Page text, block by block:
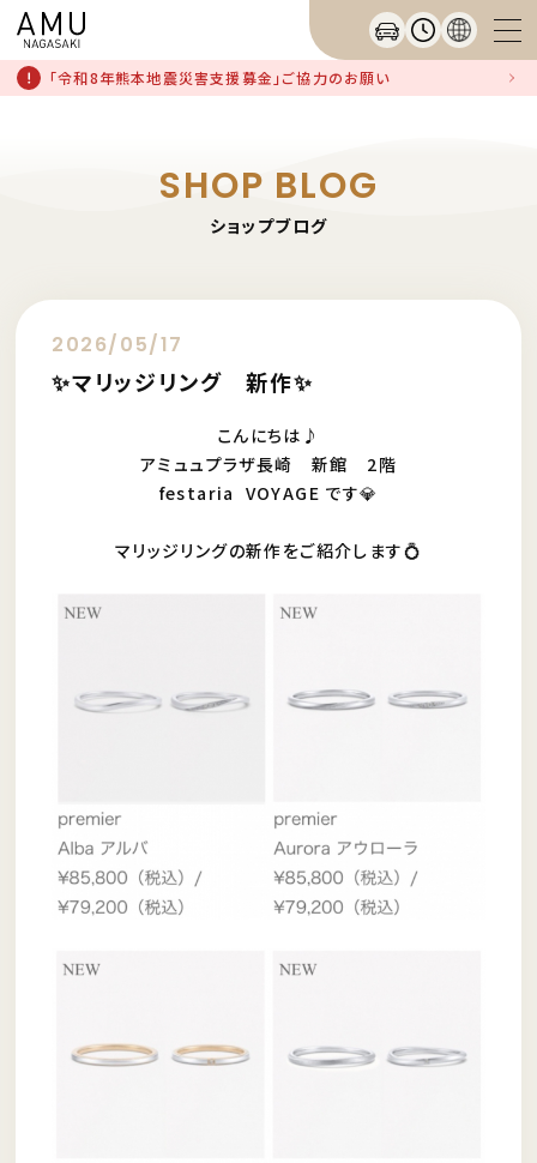
「令和8年熊本地震災害支援募金」ご協力のお願い
SHOP BLOG
ショップブログ
2026/05/17
✨マリッジリング 新作✨
こんにちは♪
アミュュプラザ長崎 新館 2階
festaria VOYAGE です💎
マリッジリングの新作をご紹介します💍